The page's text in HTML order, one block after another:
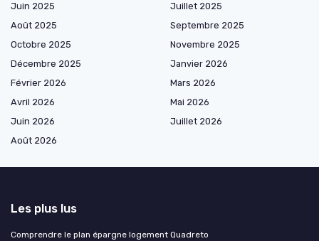
Juin 2025
Juillet 2025
Août 2025
Septembre 2025
Octobre 2025
Novembre 2025
Décembre 2025
Janvier 2026
Février 2026
Mars 2026
Avril 2026
Mai 2026
Juin 2026
Juillet 2026
Août 2026
Les plus lus
Comprendre le plan épargne logement Quadreto